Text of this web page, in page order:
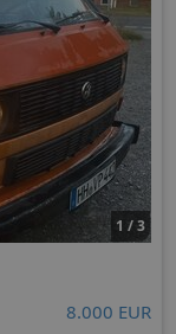
1 / 3
8.000 EUR